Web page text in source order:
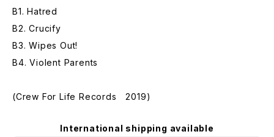
B1. Hatred
B2. Crucify
B3. Wipes Out!
B4. Violent Parents
(Crew For Life Records 2019)
International shipping available